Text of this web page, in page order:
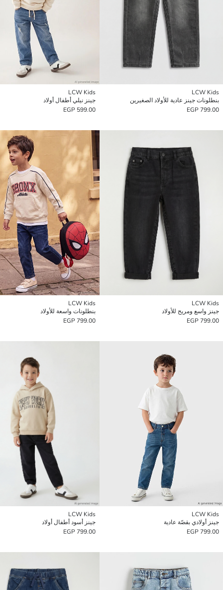
LCW Kids
بنطلونات جينز عادية للأولاد الصغيرين
799.00 EGP
LCW Kids
جينز نيلي أطفال أولاد
599.00 EGP
LCW Kids
جينز واسع ومريح للأولاد
799.00 EGP
LCW Kids
بنطلونات واسعة للأولاد
799.00 EGP
LCW Kids
جينز أولادي بقصّة عادية
799.00 EGP
LCW Kids
جينز أسود أطفال أولاد
799.00 EGP